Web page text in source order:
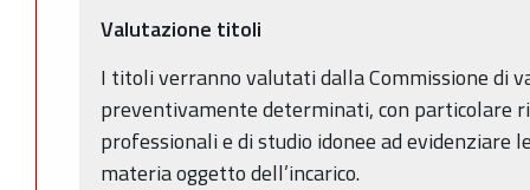
Valutazione titoli
I titoli verranno valutati dalla Commissione di
preventivamente determinati, con
professionali e di studio idonee ad evidenziare
materia oggetto dell’incarico.